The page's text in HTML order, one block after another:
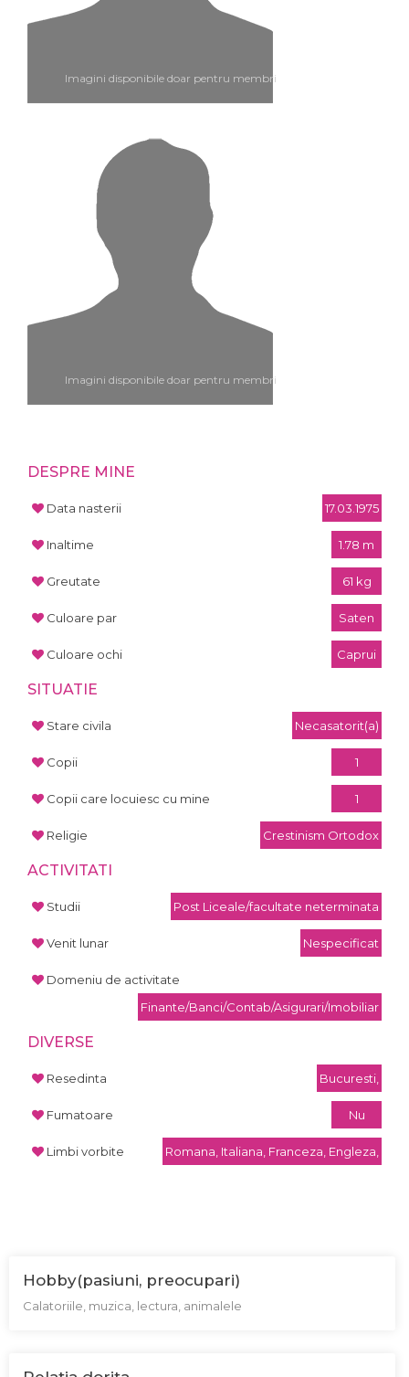
Imagini disponibile doar pentru membri
Imagini disponibile doar pentru membri
DESPRE MINE
Data nasterii 17.03.1975
Inaltime 1.78 m
Greutate 61 kg
Culoare par Saten
Culoare ochi Caprui
SITUATIE
Stare civila Necasatorit(a)
Copii 1
Copii care locuiesc cu mine 1
Religie Crestinism Ortodox
ACTIVITATI
Studii Post Liceale/facultate neterminata
Venit lunar Nespecificat
Domeniu de activitate
Finante/Banci/Contab/Asigurari/Imobiliar
DIVERSE
Resedinta Bucuresti,
Fumatoare Nu
Limbi vorbite Romana, Italiana, Franceza, Engleza,
Hobby(pasiuni, preocupari)
Calatoriile, muzica, lectura, animalele